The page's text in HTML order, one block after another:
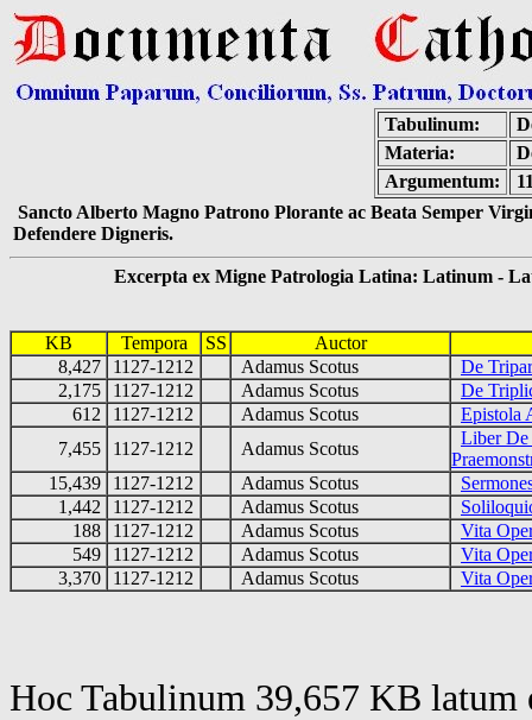
Tabulinum:
Materia:
Argumentum:
Sancto Alberto Magno Patrono Plorante ac Beata Semper
Defendere Digneris.
Excerpta ex Migne Patrologia Latina: Latinum -
KB Tempora SS
Auctor
8,427
1127-1212 Adamus Scotus
De
2,175
1127-1212 Adamus Scotus
De
612
1127-1212 Adamus Scotus
Epistola
7,455
1127-1212 Adamus Scotus
Liber De
15,439
1127-1212 Adamus Scotus
1,442
1127-1212 Adamus Scotus
188
1127-1212 Adamus Scotus
Vita
549
1127-1212 Adamus Scotus
Vita
3,370
1127-1212 Adamus Scotus Vita
Hoc Tabulinum 39,657 KB latum